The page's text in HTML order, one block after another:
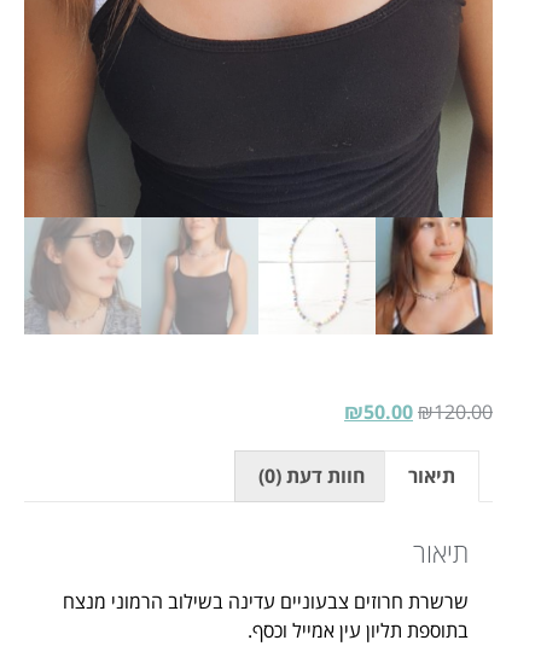
₪120.00
₪50.00
תיאור חוות דעת (0)
תיאור
שרשרת חרוזים צבעוניים עדינה בשילוב הרמוני מנצח
בתוספת תליון עין אמייל וכסף.